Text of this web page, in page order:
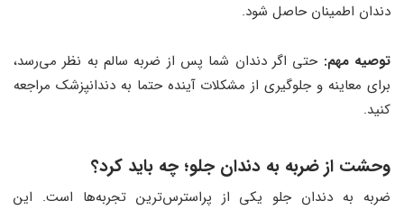
دندان اطمینان حاصل شود.
توصیه مهم: حتی اگر دندان شما پس از ضربه سالم به نظر می‌رسد،
برای معاینه و جلوگیری از مشکلات آینده حتما به دندانپزشک مراجعه
کنید.
وحشت از ضربه به دندان جلو؛ چه باید کرد؟
ضربه به دندان جلو یکی از پراسترس‌ترین تجربه‌ها است. این